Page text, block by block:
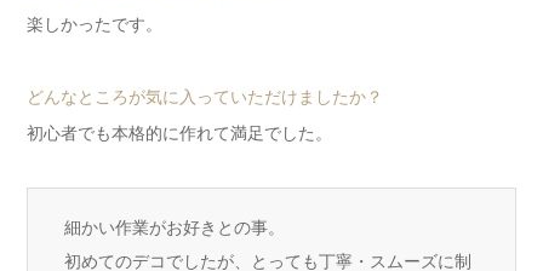
楽しかったです。
どんなところが気に入っていただけましたか？
初心者でも本格的に作れて満足でした。
細かい作業がお好きとの事。
初めてのデコでしたが、とっても丁寧・スムーズに制